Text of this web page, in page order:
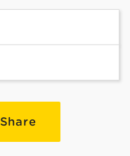
Share